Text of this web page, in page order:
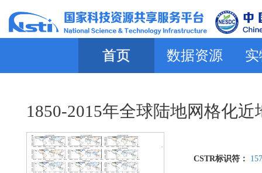
首页 数据资源
1850-2015年全球陆地网格化
CSTR标识符：